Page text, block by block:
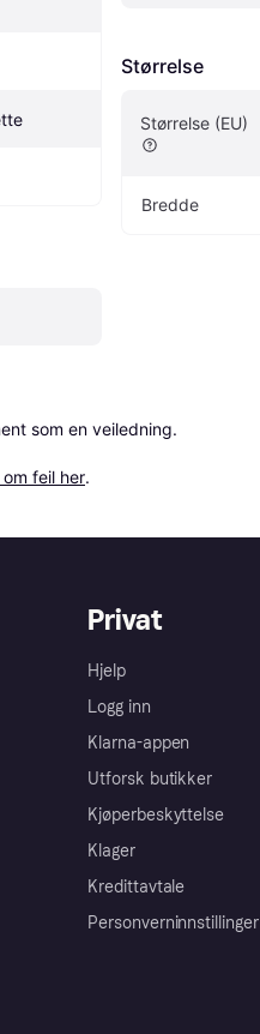
Størrelse
Størrelse (EU)
Bredde
som en veiledning.
feil her.
Privat
Hjelp
Logg inn
Klarna-appen
Utforsk butikker
Kjøperbeskyttelse
Klager
Kredittavtale
Personverninnstillinger